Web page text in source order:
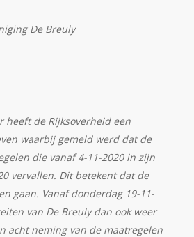
De Breuly
heeft de Rijksoverheid een
waarbij gemeld werd dat de
die vanaf 4-11-2020 in zijn
vervallen. Dit betekent dat de
gaan. Vanaf donderdag 19-11-
van De Breuly dan ook weer
acht neming van de maatregelen